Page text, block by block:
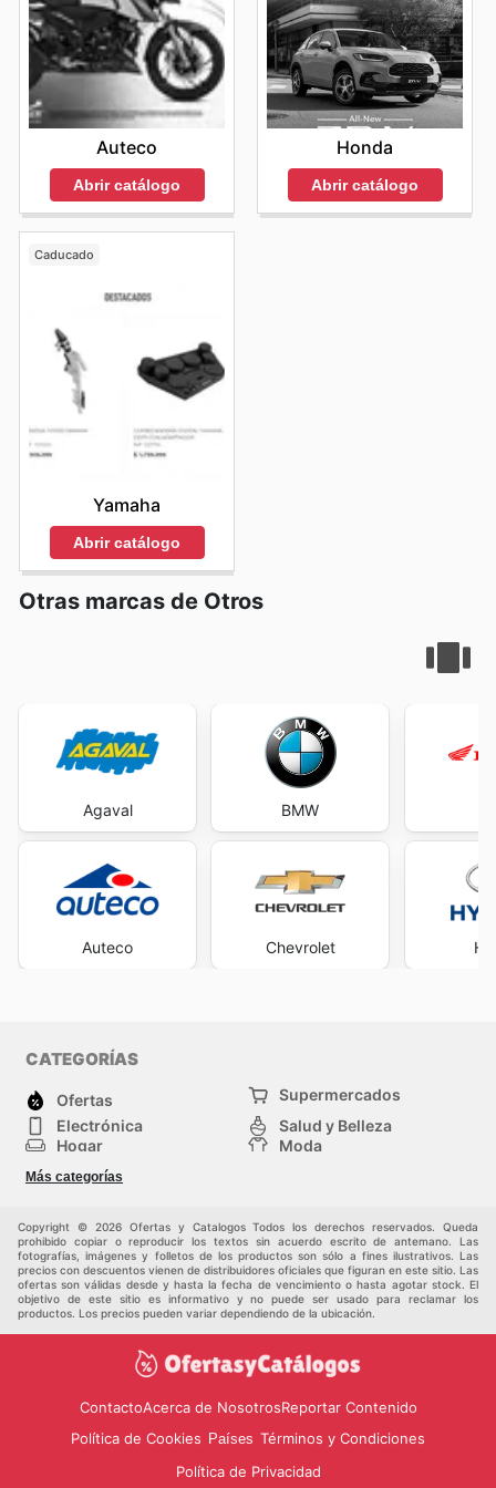
deals and start saving now."
Auteco
Abrir catálogo
Honda
Abrir catálogo
Caducado
Yamaha
Abrir catálogo
Otras marcas de Otros
Agaval
Auteco
BMW
Chevrolet
CATEGORÍAS
Ofertas
Supermercados
Electrónica
Salud y Belleza
Hogar
Moda
Herramientas y jardinería
Infancia
Más categorías
Copyright © 2026 Ofertas y Catalogos Todos los derechos reservados. Queda
prohibido copiar o reproducir los textos sin acuerdo escrito de antemano. Las
fotografías, imágenes y folletos de los productos son sólo a fines ilustrativos. Las
precios con descuentos vienen de distribuidores oficiales que figuran en este sitio. Las
ofertas son válidas desde y hasta la fecha de vencimiento o hasta agotar stock. El
objetivo de este sitio es informativo y no puede ser usado para reclamar los
productos. Los precios pueden variar dependiendo de la ubicación.
ContactoAcerca de NosotrosReportar Contenido
Política de Cookies Países Términos y Condiciones
Política de Privacidad